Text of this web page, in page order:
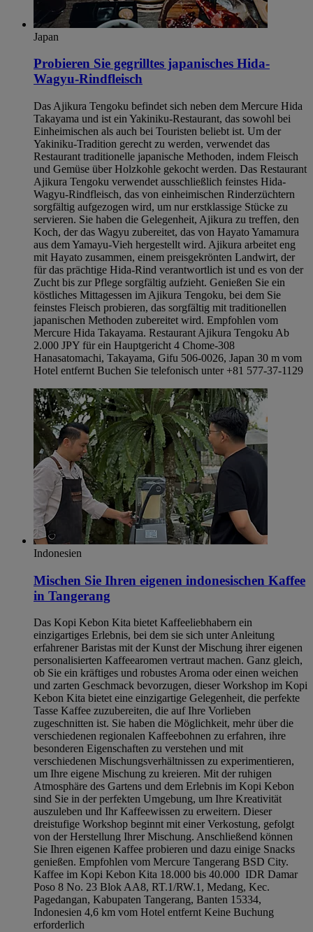
Japan
Probieren Sie gegrilltes japanisches Hida-
Wagyu-Rindfleisch
Das Ajikura Tengoku befindet sich neben dem Mercure Hida
Takayama und ist ein Yakiniku-Restaurant, das sowohl bei
Einheimischen als auch bei Touristen beliebt ist. Um der
Yakiniku-Tradition gerecht zu werden, verwendet das
Restaurant traditionelle japanische Methoden, indem Fleisch
und Gemüse über Holzkohle gekocht werden. Das Restaurant
Ajikura Tengoku verwendet ausschließlich feinstes Hida-
Wagyu-Rindfleisch, das von einheimischen Rinderzüchtern
sorgfältig aufgezogen wird, um nur erstklassige Stücke zu
servieren. Sie haben die Gelegenheit, Ajikura zu treffen, den
Koch, der das Wagyu zubereitet, das von Hayato Yamamura
aus dem Yamayu-Vieh hergestellt wird. Ajikura arbeitet eng
mit Hayato zusammen, einem preisgekrönten Landwirt, der
für das prächtige Hida-Rind verantwortlich ist und es von der
Zucht bis zur Pflege sorgfältig aufzieht. Genießen Sie ein
köstliches Mittagessen im Ajikura Tengoku, bei dem Sie
feinstes Fleisch probieren, das sorgfältig mit traditionellen
japanischen Methoden zubereitet wird. Empfohlen vom
Mercure Hida Takayama. Restaurant Ajikura Tengoku Ab
2.000 JPY für ein Hauptgericht 4 Chome-308
Hanasatomachi, Takayama, Gifu 506-0026, Japan 30 m vom
Hotel entfernt Buchen Sie telefonisch unter +81 577-37-1129
Indonesien
Mischen Sie Ihren eigenen indonesischen Kaffee
in Tangerang
Das Kopi Kebon Kita bietet Kaffeeliebhabern ein
einzigartiges Erlebnis, bei dem sie sich unter Anleitung
erfahrener Baristas mit der Kunst der Mischung ihrer eigenen
personalisierten Kaffeearomen vertraut machen. Ganz gleich,
ob Sie ein kräftiges und robustes Aroma oder einen weichen
und zarten Geschmack bevorzugen, dieser Workshop im Kopi
Kebon Kita bietet eine einzigartige Gelegenheit, die perfekte
Tasse Kaffee zuzubereiten, die auf Ihre Vorlieben
zugeschnitten ist. Sie haben die Möglichkeit, mehr über die
verschiedenen regionalen Kaffeebohnen zu erfahren, ihre
besonderen Eigenschaften zu verstehen und mit
verschiedenen Mischungsverhältnissen zu experimentieren,
um Ihre eigene Mischung zu kreieren. Mit der ruhigen
Atmosphäre des Gartens und dem Erlebnis im Kopi Kebon
sind Sie in der perfekten Umgebung, um Ihre Kreativität
auszuleben und Ihr Kaffeewissen zu erweitern. Dieser
dreistufige Workshop beginnt mit einer Verkostung, gefolgt
von der Herstellung Ihrer Mischung. Anschließend können
Sie Ihren eigenen Kaffee probieren und dazu einige Snacks
genießen. Empfohlen vom Mercure Tangerang BSD City.
Kaffee im Kopi Kebon Kita 18.000 bis 40.000 IDR Damar
Poso 8 No. 23 Blok AA8, RT.1/RW.1, Medang, Kec.
Pagedangan, Kabupaten Tangerang, Banten 15334,
Indonesien 4,6 km vom Hotel entfernt Keine Buchung
erforderlich